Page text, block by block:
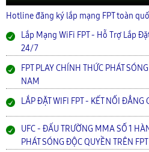
Hotline đăng ký lắp mạng FPT toàn
Lắp Mạng WiFi FPT - Hỗ Trợ Lắp
24/7
FPT PLAY CHÍNH THỨC PHÁT
NAM
LẮP ĐẶT WIFI FPT - KẾT NỐI ĐẲNG
UFC - ĐẤU TRƯỜNG MMA SỐ 1
PHÁT SÓNG ĐỘC QUYỀN TRÊN